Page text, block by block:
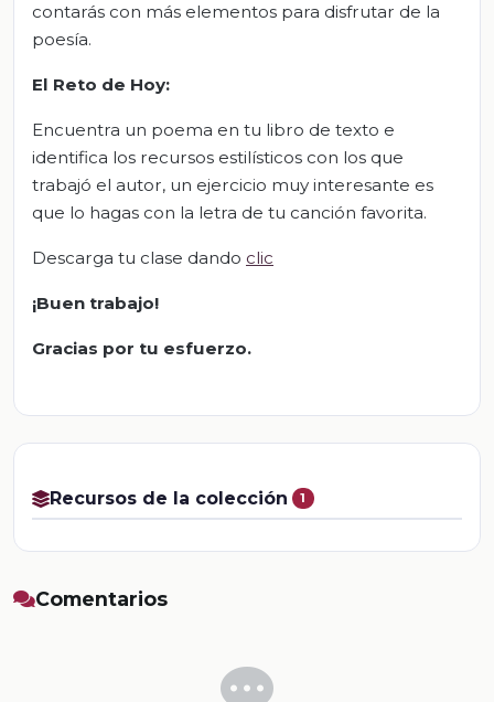
contarás con más elementos para disfrutar de la
poesía.
El Reto de Hoy:
Encuentra un poema en tu libro de texto e
identifica los recursos estilísticos con los que
trabajó el autor, un ejercicio muy interesante es
que lo hagas con la letra de tu canción favorita.
Descarga tu clase dando clic
¡Buen trabajo!
Gracias por tu esfuerzo.
Recursos de la colección 1
Comentarios